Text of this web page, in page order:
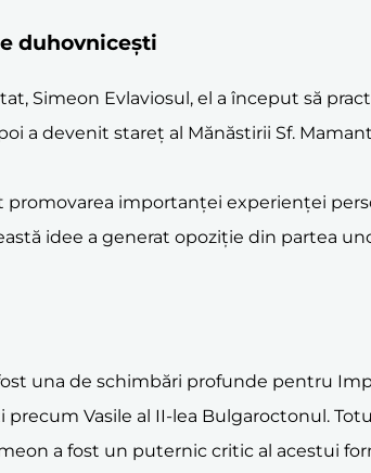
duhovnicești
Simeon Evlaviosul, el a început să
a devenit stareț al Mănăstirii Sf.
promovarea importanței experienței
idee a generat opoziție din partea
una de schimbări profunde pentru
Vasile al II-lea Bulgaroctonul.
a fost un puternic critic al acestui